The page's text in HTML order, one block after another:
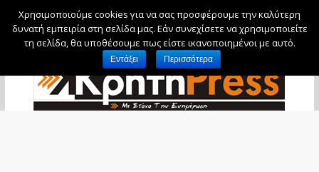
Πέμπτη, 6 Αυγούστου, 2026
Χρησιμοποιούμε cookies για να σας προσφέρουμε την καλύτερη
δυνατή εμπειρία στη σελίδα μας. Εάν συνεχίσετε να χρησιμοποιείτε
τη σελίδα, θα υποθέσουμε πως είστε ικανοποιημένοι με αυτό.
Εντάξει Περισσότερα